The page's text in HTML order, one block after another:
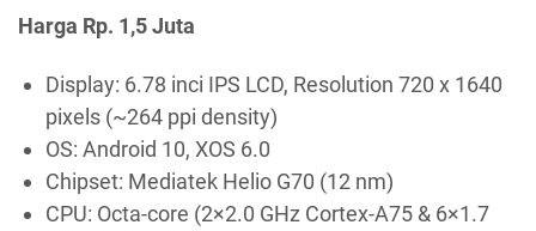
Harga Rp. 1,5 Juta
Display: 6.78 inci IPS LCD, Resolution 720 x 1640
pixels (~264 ppi density)
OS: Android 10, XOS 6.0
Chipset: Mediatek Helio G70 (12 nm)
CPU: Octa-core (2×2.0 GHz Cortex-A75 & 6×1.7